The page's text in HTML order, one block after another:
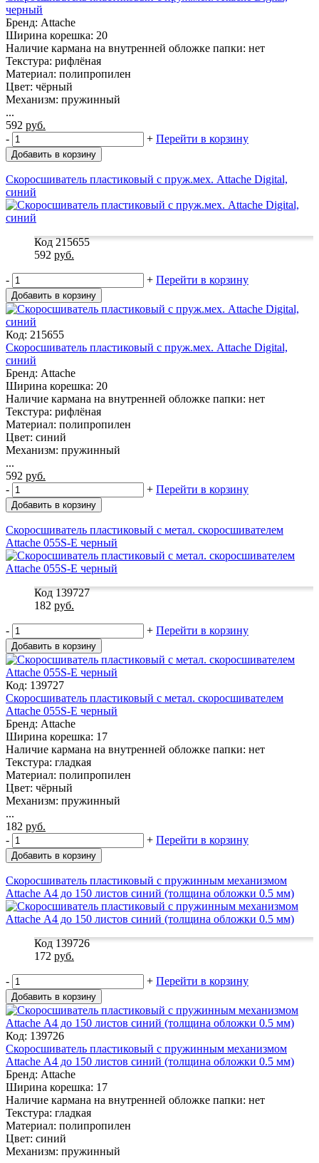
черный
Бренд: Attache
Ширина корешка: 20
Наличие кармана на внутренней обложке папки: нет
Текстура: рифлёная
Материал: полипропилен
Цвет: чёрный
Механизм: пружинный
...
592 руб.
-
+ Перейти в корзину
Добавить в корзину
Скоросшиватель пластиковый с пруж.мех. Attache Digital,
синий
Код 215655
592 руб.
- + Перейти в корзину
Добавить в корзину
Код: 215655
Скоросшиватель пластиковый с пруж.мех. Attache Digital,
синий
Бренд: Attache
Ширина корешка: 20
Наличие кармана на внутренней обложке папки: нет
Текстура: рифлёная
Материал: полипропилен
Цвет: синий
Механизм: пружинный
...
592 руб.
-
+ Перейти в корзину
Добавить в корзину
Скоросшиватель пластиковый с метал. скоросшивателем
Attache 055S-E черный
Код 139727
182 руб.
- + Перейти в корзину
Добавить в корзину
Код: 139727
Скоросшиватель пластиковый с метал. скоросшивателем
Attache 055S-E черный
Бренд: Attache
Ширина корешка: 17
Наличие кармана на внутренней обложке папки: нет
Текстура: гладкая
Материал: полипропилен
Цвет: чёрный
Механизм: пружинный
...
182 руб.
-
+ Перейти в корзину
Добавить в корзину
Скоросшиватель пластиковый с пружинным механизмом
Attache А4 до 150 листов синий (толщина обложки 0.5 мм)
Код 139726
172 руб.
- + Перейти в корзину
Добавить в корзину
Код: 139726
Скоросшиватель пластиковый с пружинным механизмом
Attache А4 до 150 листов синий (толщина обложки 0.5 мм)
Бренд: Attache
Ширина корешка: 17
Наличие кармана на внутренней обложке папки: нет
Текстура: гладкая
Материал: полипропилен
Цвет: синий
Механизм: пружинный